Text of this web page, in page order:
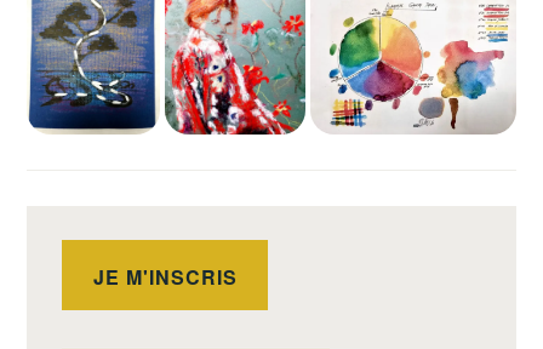
JE M'INSCRIS